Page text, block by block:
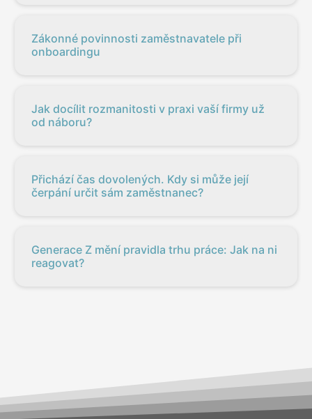
Zákonné povinnosti zaměstnavatele při
onboardingu
Jak docílit rozmanitosti v praxi vaší firmy už
od náboru?
Přichází čas dovolených. Kdy si může její
čerpání určit sám zaměstnanec?
Generace Z mění pravidla trhu práce: Jak na ni
reagovat?